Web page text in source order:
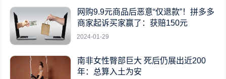
网购9.9元商品后恶意“仅退款”！拼多多
商家起诉买家赢了：获赔150元
2024-01-29
南非女性臀部巨大 死后仍展出近200
年：总算入土为安